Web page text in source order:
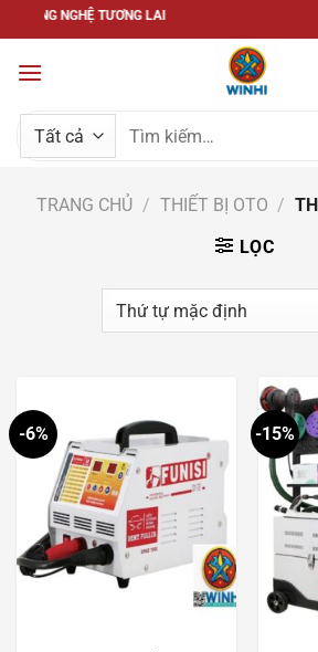
qua
nội
NGHỆ TƯƠNG LAI
Tìm
kiếm:
TRANG CHỦ / THIẾT BỊ OTO /
LỌC
-6% -15%